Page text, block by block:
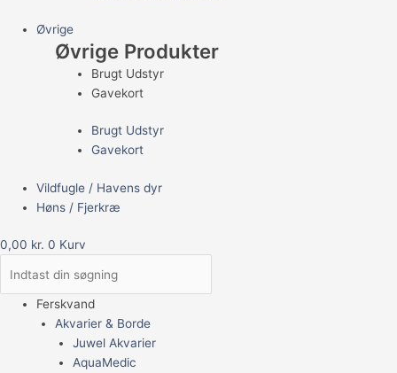
Øvrige
Øvrige Produkter
Brugt Udstyr
Gavekort
Brugt Udstyr
Gavekort
Vildfugle / Havens dyr
Høns / Fjerkræ
0,00 kr. 0 Kurv
Ferskvand
Akvarier & Borde
Juwel Akvarier
AquaMedic